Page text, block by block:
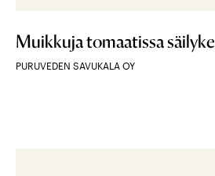
Muikkuja tomaatissa säilyke
PURUVEDEN SAVUKALA OY